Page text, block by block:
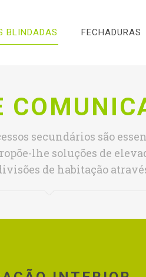
BLINDADAS FECHADURAS
secundários são
lhe soluções de
de habitação